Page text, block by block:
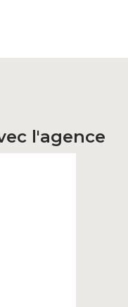
l'agence